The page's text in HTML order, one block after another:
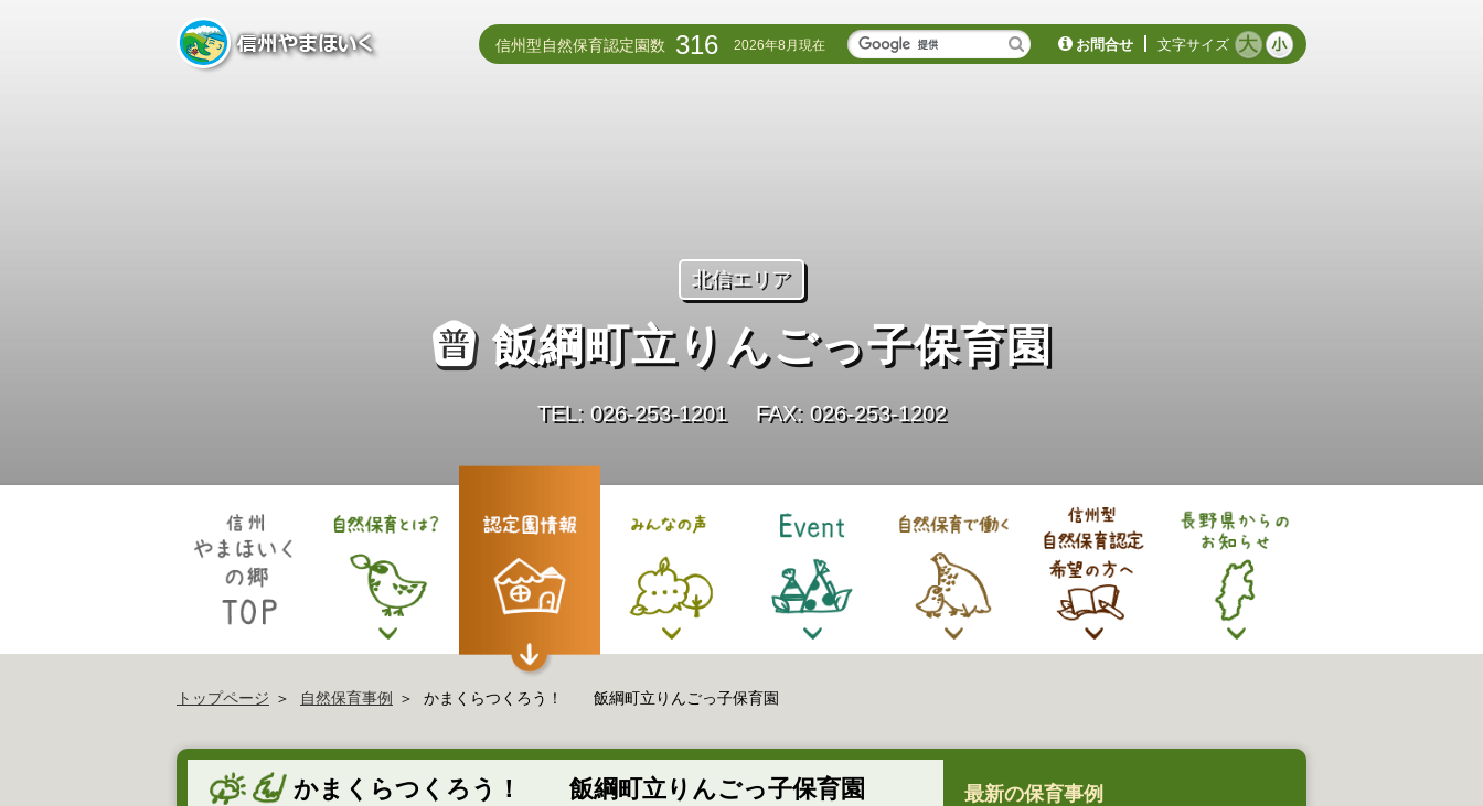
信州型自然保育認定園数 316 2026年8月現在 お問合せ 文字サイズ
北信エリア
飯綱町立りんごっ子保育園
TEL: 026-253-1201 FAX: 026-253-1202
トップページ 自然保育事例 かまくらつくろう！ 飯綱町立りんごっ子保育園
かまくらつくろう！ 飯綱町立りんごっ子保育園 最新の保育事例